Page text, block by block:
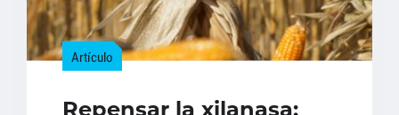
Artículo
Repensar la xilanasa: